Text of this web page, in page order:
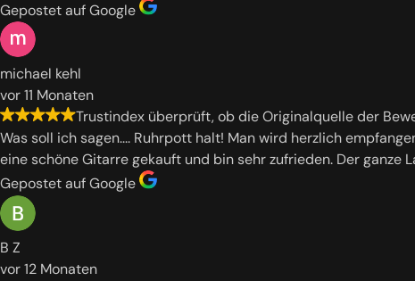
Gepostet auf Google
michael kehl
vor 11 Monaten
Trustindex überprüft, ob die Originalquelle der
Was soll ich sagen.... Ruhrpott halt! Man wird herzlich
eine schöne Gitarre gekauft und bin sehr zufrieden. Der ganze
Gepostet auf Google
B Z
vor 12 Monaten